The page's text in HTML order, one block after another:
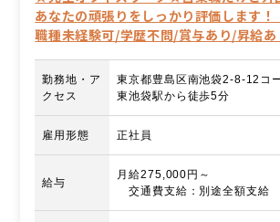
あなたの頑張りをしっかり評価します
職種未経験可/学歴不問/賞与あり/昇給あ
勤務地・ア
クセス
東京都豊島区南池袋2-8-12コ
東池袋駅から徒歩5分
雇用形態 正社員
給与
月給275,000円～
交通費支給：別途全額支給